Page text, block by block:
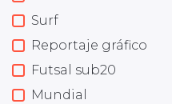
Surf
Reportaje gráfico
Futsal sub20
Mundial